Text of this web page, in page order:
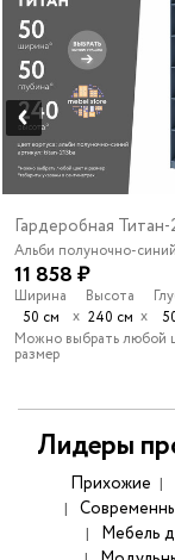
Гардеробная Титан-
Альби полуночно-синий
11 858 ₽
Ширина
50 см
х
Высота
240 см х
Можно выбрать любой
размер
Лидеры
Прихожие
Мебель